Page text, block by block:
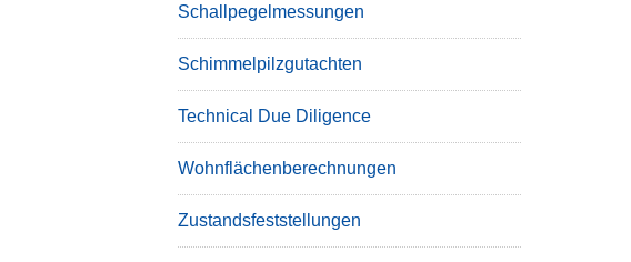
Schallpegelmessungen
Schimmelpilzgutachten
Technical Due Diligence
Wohnflächenberechnungen
Zustandsfeststellungen